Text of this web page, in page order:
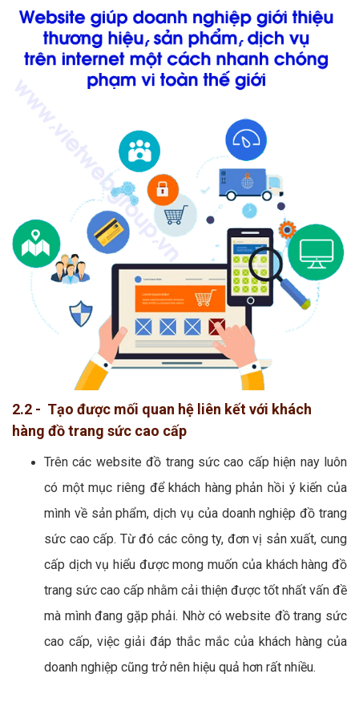
2.2 - Tạo được mối quan hệ liên kết với khách
hàng đồ trang sức cao cấp
Trên các website đồ trang sức cao cấp hiện nay luôn
có một mục riêng để khách hàng phản hồi ý kiến của
mình về sản phẩm, dịch vụ của doanh nghiệp đồ trang
sức cao cấp. Từ đó các công ty, đơn vị sản xuất, cung
cấp dịch vụ hiểu được mong muốn của khách hàng đồ
trang sức cao cấp nhằm cải thiện được tốt nhất vấn đề
mà mình đang gặp phải. Nhờ có website đồ trang sức
cao cấp, việc giải đáp thắc mắc của khách hàng của
doanh nghiệp cũng trở nên hiệu quả hơn rất nhiều.